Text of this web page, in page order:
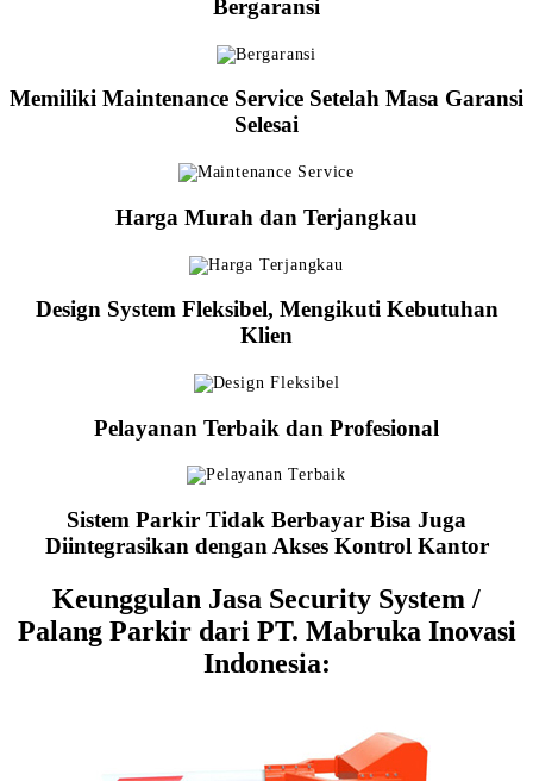
Bergaransi
Memiliki Maintenance Service Setelah Masa Garansi
Selesai
Harga Murah dan Terjangkau
Design System Fleksibel, Mengikuti Kebutuhan
Klien
Pelayanan Terbaik dan Profesional
Sistem Parkir Tidak Berbayar Bisa Juga
Diintegrasikan dengan Akses Kontrol Kantor
Keunggulan Jasa Security System /
Palang Parkir dari PT. Mabruka Inovasi
Indonesia: